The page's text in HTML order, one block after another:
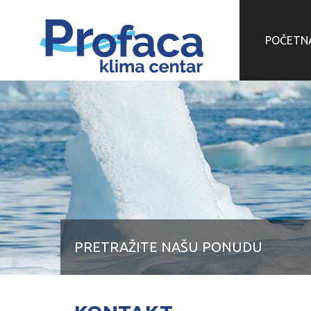
PRETRAŽITE NAŠU PONUDU